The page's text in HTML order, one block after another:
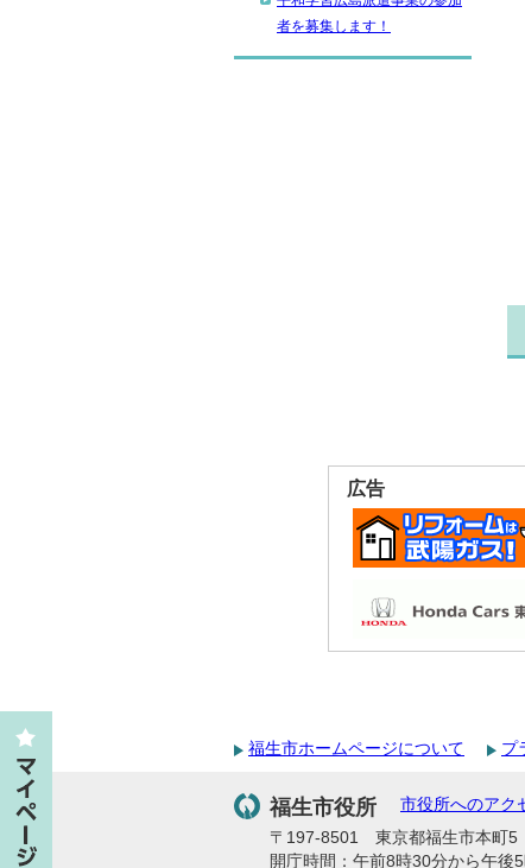
者を募集します！
広告
福生市ホームページについて プ
福生市役所
市役所へのアク
〒197-8501 東京都福生市本町
開庁時間：午前8時30分から午